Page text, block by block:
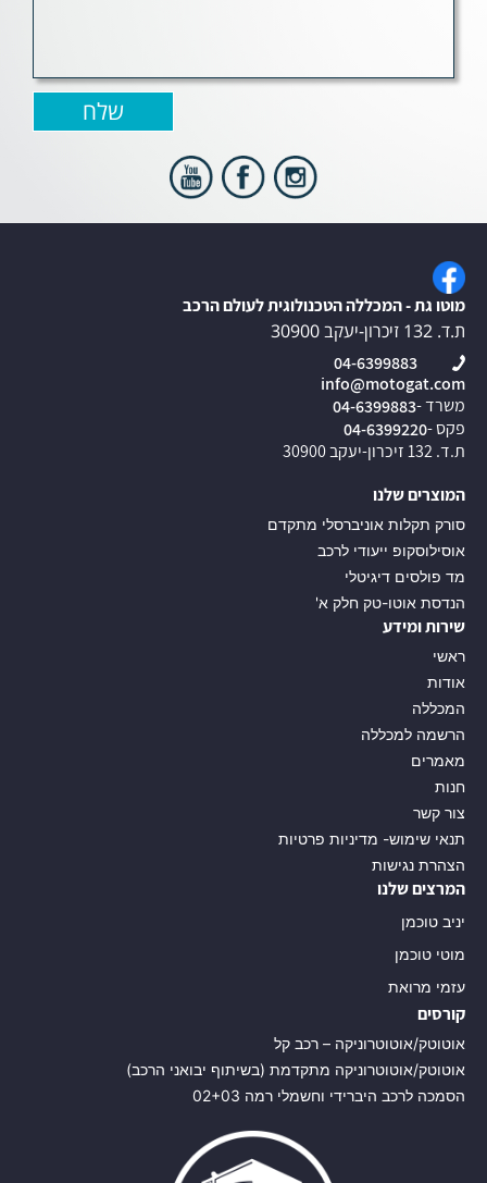
מוטו גת - המכללה הטכנולוגית לעולם הרכב
ת.ד. 132 זיכרון-יעקב 30900
04-6399883
info@motogat.com
משרד -04-6399883
פקס -04-6399220
ת.ד. 132 זיכרון-יעקב 30900
המוצרים שלנו
סורק תקלות אוניברסלי מתקדם
אוסילוסקופ ייעודי לרכב
מד פולסים דיגיטלי
הנדסת אוטו-טק חלק א'
שירות ומידע
ראשי
אודות
המכללה
הרשמה למכללה
מאמרים
חנות
צור קשר
תנאי שימוש- מדיניות פרטיות
הצהרת נגישות
המרצים שלנו
יניב טוכמן
מוטי טוכמן
עזמי מרואת
קורסים
אוטוטק/אוטוטרוניקה – רכב קל
אוטוטק/אוטוטרוניקה מתקדמת (בשיתוף יבואני הרכב)
הסמכה לרכב היברידי וחשמלי רמה 02+03